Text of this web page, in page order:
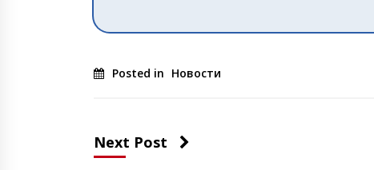
Posted in Новости
Next Post